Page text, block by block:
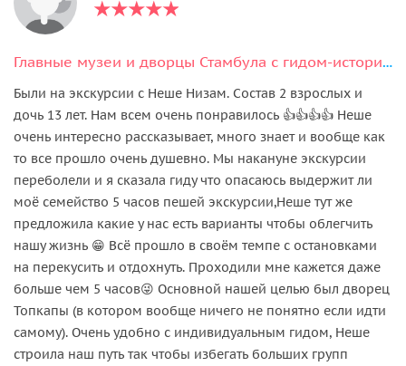
Главные музеи и дворцы Стамбула с гидом-историком
Были на экскурсии с Неше Низам. Состав 2 взрослых и
дочь 13 лет. Нам всем очень понравилось 👍👍👍👍 Неше
очень интересно рассказывает, много знает и вообще как
то все прошло очень душевно. Мы накануне экскурсии
переболели и я сказала гиду что опасаюсь выдержит ли
моё семейство 5 часов пешей экскурсии,Неше тут же
предложила какие у нас есть варианты чтобы облегчить
нашу жизнь 😁 Всё прошло в своём темпе с остановками
на перекусить и отдохнуть. Проходили мне кажется даже
больше чем 5 часов😜 Основной нашей целью был дворец
Топкапы (в котором вообще ничего не понятно если идти
самому). Очень удобно с индивидуальным гидом, Неше
строила наш путь так чтобы избегать больших групп